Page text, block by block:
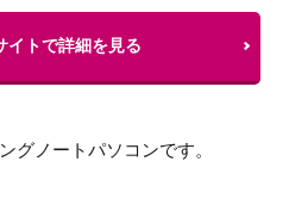
イトで詳細を見る
グノートパソコンです。